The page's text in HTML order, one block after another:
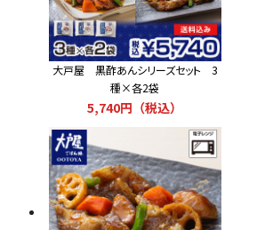
大戸屋 黒酢あんシリーズセット 3
種×各2袋
5,740円（税込）